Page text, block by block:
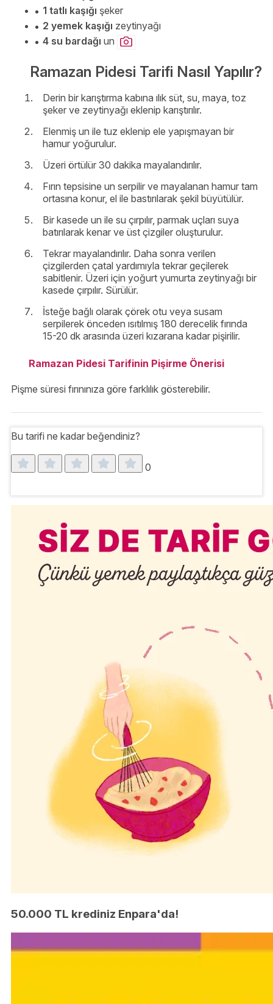
1 tatlı kaşığı şeker
2 yemek kaşığı zeytinyağı
4 su bardağı un
Ramazan Pidesi Tarifi Nasıl Yapılır?
Derin bir karıştırma kabına ılık süt, su, maya, toz
şeker ve zeytinyağı eklenip karıştırılır.
Elenmiş un ile tuz eklenip ele yapışmayan bir
hamur yoğurulur.
Üzeri örtülür 30 dakika mayalandırılır.
Fırın tepsisine un serpilir ve mayalanan hamur tam
ortasına konur, el ile bastırılarak şekil büyütülür.
Bir kasede un ile su çırpılır, parmak uçları suya
batırılarak kenar ve üst çizgiler oluşturulur.
Tekrar mayalandırılır. Daha sonra verilen
çizgilerden çatal yardımıyla tekrar geçilerek
sabitlenir. Üzeri için yoğurt yumurta zeytinyağı bir
kasede çırpılır. Sürülür.
İsteğe bağlı olarak çörek otu veya susam
serpilerek önceden ısıtılmış 180 derecelik fırında
15-20 dk arasında üzeri kızarana kadar pişirilir.
Ramazan Pidesi Tarifinin Pişirme Önerisi
Pişme süresi fırınınıza göre farklılık gösterebilir.
Bu tarifi ne kadar beğendiniz?
0
50.000 TL krediniz Enpara'da!